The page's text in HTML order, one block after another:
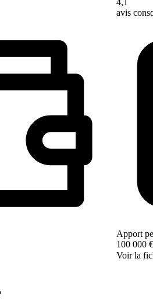
4,1
avis
Apport
100 000 €
Voir la